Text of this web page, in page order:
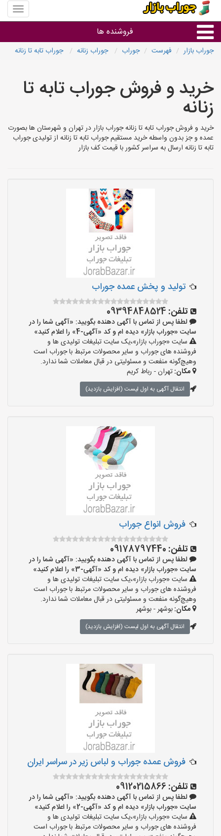
منوی
سایت
بازار
فروشنده ها
استان ها
جوراب بازار فهرست جوراب جوراب زنانه جوراب تابه تا زنانه
خرید و فروش جوراب تابه تا
زنانه
خرید و فروش جوراب تابه تا زنانه جوراب بازار در تهران و شهرستان ها بصورت
عمده و جز بدون واسطه خرید مستقیم جوراب تابه تا زنانه از تولیدی جوراب
تابه تا زنانه ارسال به سراسر کشور با قیمت کف بازار
تولید و پخش عمده جوراب
تلفن: 09394848524
لطفا پس از تماس با آگهی دهنده بگویید: «آگهی شما را در
سایت «جوراب بازار» دیده ام و کد «آگهی-4» را اعلام کنید»
سایت «جوراب بازار»،یک سایت تبلیغات تولیدی ها و
فروشنده های جوراب و سایر محصولات مرتبط با جوراب است
وهیچ‌گونه منفعت و مسئولیتی در قبال معاملات شما ندارد.
مکان:تهران - رباط کریم
انتقال آگهی به اول لیست (افزایش بازدید)
فروش انواع جوراب
تلفن: 09178797440
لطفا پس از تماس با آگهی دهنده بگویید: «آگهی شما را در
سایت «جوراب بازار» دیده ام و کد «آگهی-3» را اعلام کنید»
سایت «جوراب بازار»،یک سایت تبلیغات تولیدی ها و
فروشنده های جوراب و سایر محصولات مرتبط با جوراب است
وهیچ‌گونه منفعت و مسئولیتی در قبال معاملات شما ندارد.
مکان:بوشهر - بوشهر
انتقال آگهی به اول لیست (افزایش بازدید)
فروش عمده جوراب و لباس زیر در سراسر ایران
تلفن: 09120215866
لطفا پس از تماس با آگهی دهنده بگویید: «آگهی شما را در
سایت «جوراب بازار» دیده ام و کد «آگهی-2» را اعلام کنید»
سایت «جوراب بازار»،یک سایت تبلیغات تولیدی ها و
فروشنده های جوراب و سایر محصولات مرتبط با جوراب است